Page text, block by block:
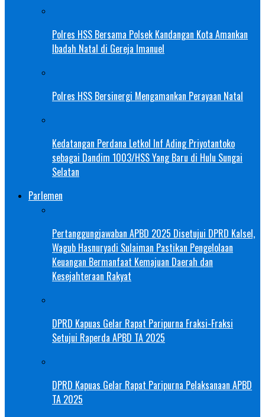
Polres HSS Bersama Polsek Kandangan Kota Amankan
Ibadah Natal di Gereja Imanuel
Polres HSS Bersinergi Mengamankan Perayaan Natal
Kedatangan Perdana Letkol Inf Ading Priyotantoko
sebagai Dandim 1003/HSS Yang Baru di Hulu Sungai
Selatan
Parlemen
Pertanggungjawaban APBD 2025 Disetujui DPRD Kalsel,
Wagub Hasnuryadi Sulaiman Pastikan Pengelolaan
Keuangan Bermanfaat Kemajuan Daerah dan
Kesejahteraan Rakyat
DPRD Kapuas Gelar Rapat Paripurna Fraksi-Fraksi
Setujui Raperda APBD TA 2025
DPRD Kapuas Gelar Rapat Paripurna Pelaksanaan APBD
TA 2025